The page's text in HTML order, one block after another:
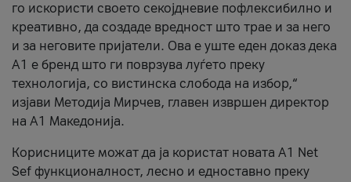
го искористи своето секојдневие пофлексибилно и
креативно, да создаде вредност што трае и за него
и за неговите пријатели. Ова е уште еден доказ дека
А1 е бренд што ги поврзува луѓето преку
технологија, со вистинска слобода на избор,“
изјави Методија Мирчев, главен извршен директор
на А1 Македонија.
Корисниците можат да ја користат новата А1 Net
Sef функционалност, лесно и едноставно преку